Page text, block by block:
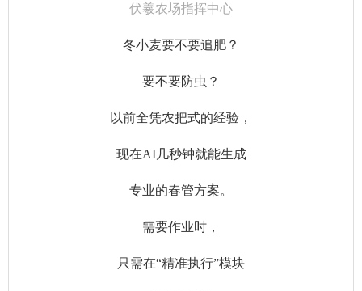
伏羲农场指挥中心
冬小麦要不要追肥？
要不要防虫？
以前全凭农把式的经验，
现在AI几秒钟就能生成
专业的春管方案。
需要作业时，
只需在“精准执行”模块